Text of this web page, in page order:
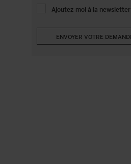
Ajoutez-moi à la newsletter